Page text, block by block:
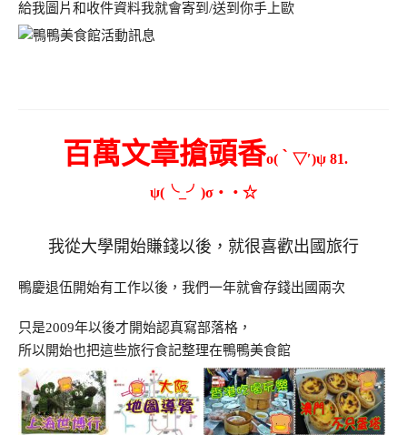
給我圖片和收件資料我就會寄到/送到你手上歐
百萬文章搶頭香o(‵▽′)ψ 81.
ψ(╰_╯)σ‧‧☆
我從大學開始賺錢以後，就很喜歡出國旅行
鴨慶退伍開始有工作以後，我們一年就會存錢出國兩次
只是2009年以後才開始認真寫部落格，
所以開始也把這些旅行食記整理在鴨鴨美食館